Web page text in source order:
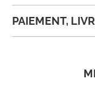
PAIEMENT,